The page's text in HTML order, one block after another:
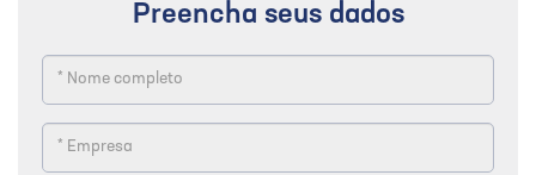
Preencha seus dados